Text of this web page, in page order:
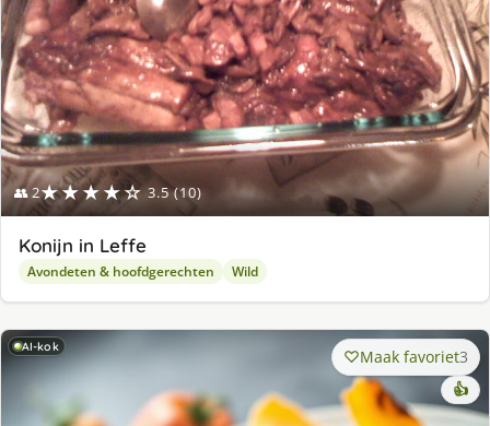
👥 2★★★★☆ 3.5 (10)
Konijn in Leffe
Avondeten & hoofdgerechten Wild
AI-kok Maak favoriet3
👍